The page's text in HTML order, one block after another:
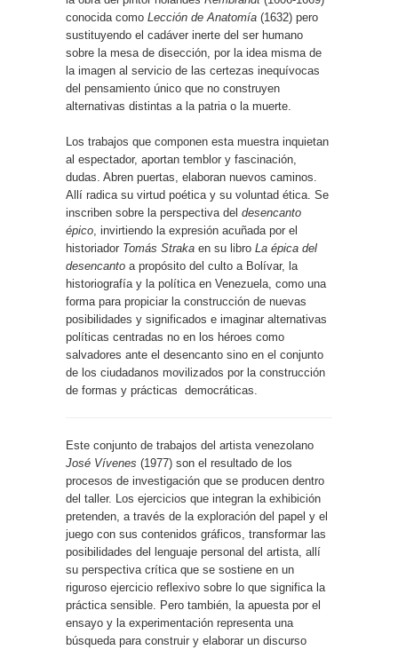
conocida como Lección de Anatomía (1632) pero
sustituyendo el cadáver inerte del ser humano
sobre la mesa de disección, por la idea misma de
la imagen al servicio de las certezas inequívocas
del pensamiento único que no construyen
alternativas distintas a la patria o la muerte.
Los trabajos que componen esta muestra inquietan
al espectador, aportan temblor y fascinación,
dudas. Abren puertas, elaboran nuevos caminos.
Allí radica su virtud poética y su voluntad ética. Se
inscriben sobre la perspectiva del desencanto
épico , invirtiendo la expresión acuñada por el
historiador Tomás Straka en su libro La épica del
desencanto a propósito del culto a Bolívar, la
historiografía y la política en Venezuela, como una
forma para propiciar la construcción de nuevas
posibilidades y significados e imaginar alternativas
políticas centradas no en los héroes como
salvadores ante el desencanto sino en el conjunto
de los ciudadanos movilizados por la construcción
de formas y prácticas democráticas.
Este conjunto de trabajos del artista venezolano
José Vívenes (1977) son el resultado de los
procesos de investigación que se producen dentro
del taller. Los ejercicios que integran la exhibición
pretenden, a través de la exploración del papel y el
juego con sus contenidos gráficos, transformar las
posibilidades del lenguaje personal del artista, allí
su perspectiva crítica que se sostiene en un
riguroso ejercicio reflexivo sobre lo que significa la
práctica sensible. Pero también, la apuesta por el
ensayo y la experimentación representa una
búsqueda para construir y elaborar un discurso